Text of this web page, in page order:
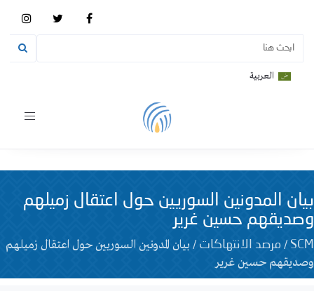
العربية
Toggle
بيان المدونين السوريين حول اعتقال زميلهم
وصديقهم حسين غرير
SCM
/ مرصد الانتهاكات / بيان المدونين السوريين حول اعتقال زميلهم
وصديقهم حسين غرير